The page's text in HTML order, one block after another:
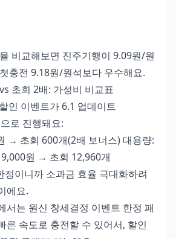
비교해보면 진주기행이 9.09원/원
충전 9.18원/원석보다 우수해요.
초회 2배: 가성비 비교표
인 이벤트가 6.1 업데이트
로 진행돼요:
→ 초회 600개(2배 보너스) 대용량:
원 → 초회 12,960개
정이니까 소과금 효율 극대화하려
에요.
서는 원신 창세결정 이벤트 한정 패
른 속도로 충전할 수 있어서, 할인